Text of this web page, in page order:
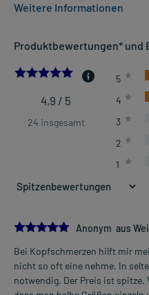
Weitere Informationen
- Leichte bis mäßig starke
- Kopfschmerzen
- Regelschmerzen
- Zahnschmerzen
Dosierung und
Kinder von 4-8 Jahren mit 17-
1-4 mal täglich
Kinder von 8-11 Jahren mit 26-
1/2 Tablette
1-6 mal täglich (max. 3
im Abstand von 4-6 Stunden,
Produktbewertungen* und
4.875
4,9 / 5
24 insgesamt
5
4
3
2
1
5.0Anonym aus
Bei Kopfschmerzen hilft mir
nicht so oft eine nehme. In
notwendig. Der Preis ist spitze.